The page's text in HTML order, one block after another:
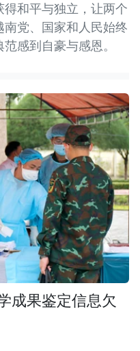
和平与独立，让两个
党、国家和人民始终
感到自豪与感恩。
成果鉴定信息欠